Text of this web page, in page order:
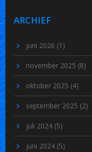
ARCHIEF
juni 2026 (1)
november 2025 (8)
oktober 2025 (4)
september 2025 (2)
juli 2024 (5)
juni 2024 (5)